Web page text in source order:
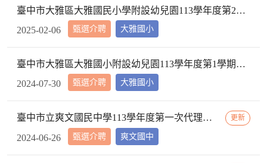
甄選介聘
臺中市大雅區大雅國民小學附設幼兒園113學年度第2學期【特教學生助理員】第1次甄選簡章公告
大雅國小
2025-02-06
甄選介聘
臺中市大雅區大雅國小附設幼兒園113學年度第1學期【代理教師】招考甄選錄取公告，已足額錄取，不續辦甄選作業。
大雅國小
2024-07-30
甄選介聘
臺中市立爽文國民中學113學年度第一次代理教師甄選簡章(一次公告分次招考) 更新
爽文國中
2024-06-26